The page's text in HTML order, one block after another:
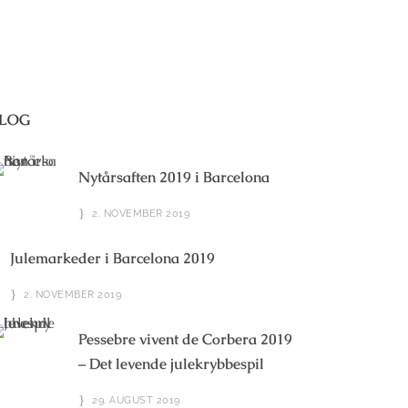
Nytårsaften 2019 i Barcelona
2. NOVEMBER 2019
Julemarkeder i Barcelona 2019
2. NOVEMBER 2019
Pessebre vivent de Corbera 2019
– Det levende julekrybbespil
29. AUGUST 2019